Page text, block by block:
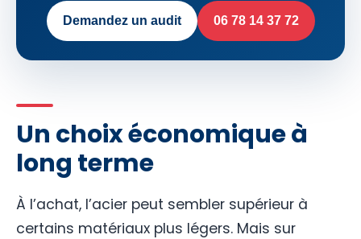
Demandez un audit 06 78 14 37 72
Un choix économique à
long terme
À l’achat, l’acier peut sembler supérieur à
certains matériaux plus légers. Mais sur